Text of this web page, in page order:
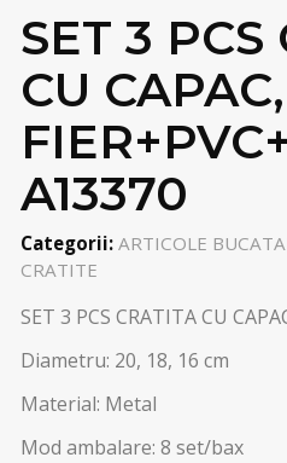
SET 3 PCS
CU CAPAC,
A13370
Categorii: ARTICOLE
CRATITE
SET 3 PCS CRATITA CU
Diametru: 20, 18, 16 cm
Material: Metal
Mod ambalare: 8 set/bax